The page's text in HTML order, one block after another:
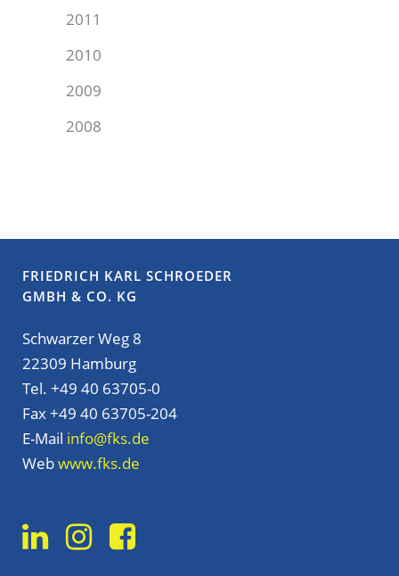
2011
2010
2009
2008
FRIEDRICH KARL SCHROEDER
GMBH & CO. KG
Schwarzer Weg 8
22309 Hamburg
Tel. +49 40 63705-0
Fax +49 40 63705-204
E-Mail info@fks.de
Webwww.fks.de